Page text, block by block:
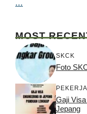
...
MOST
SKCK
Foto
Gaji
Jepang